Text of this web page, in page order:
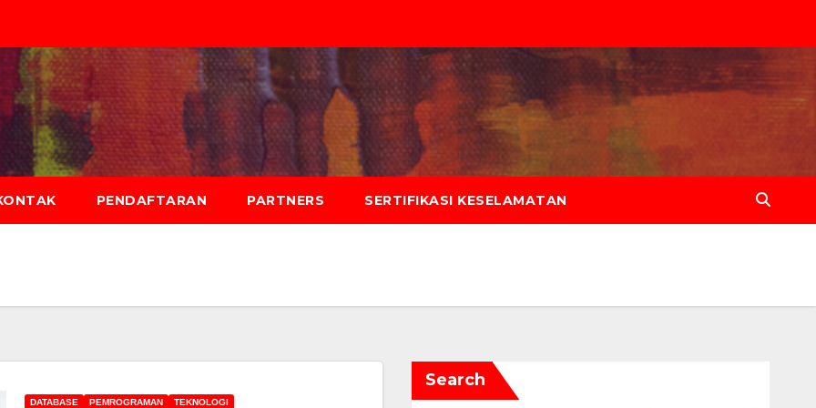
PENDAFTARAN PARTNERS SERTIFIKASI KESELAMATAN
DATABASE PEMROGRAMAN TEKNOLOGI
Search